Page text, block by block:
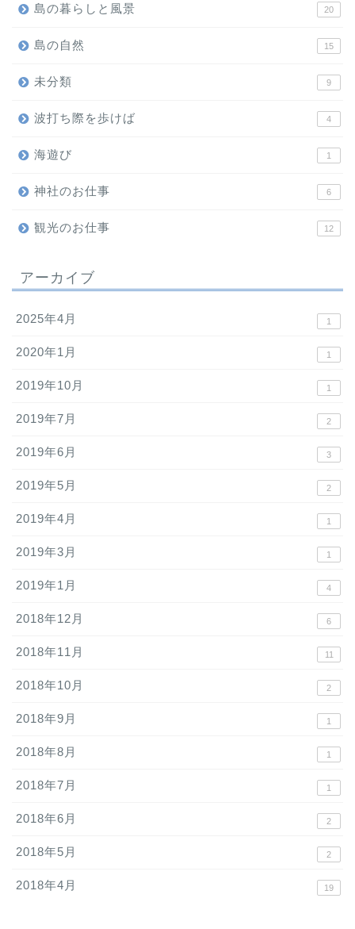
島の暮らしと風景 20
島の自然 15
未分類 9
波打ち際を歩けば 4
海遊び 1
神社のお仕事 6
観光のお仕事 12
アーカイブ
2025年4月 1
2020年1月 1
2019年10月 1
2019年7月 2
2019年6月 3
2019年5月 2
2019年4月 1
2019年3月 1
2019年1月 4
2018年12月 6
2018年11月 11
2018年10月 2
2018年9月 1
2018年8月 1
2018年7月 1
2018年6月 2
2018年5月 2
2018年4月 19